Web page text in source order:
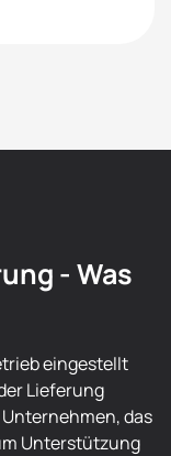
- Was
eingestellt
Lieferung
das
Unterstützung